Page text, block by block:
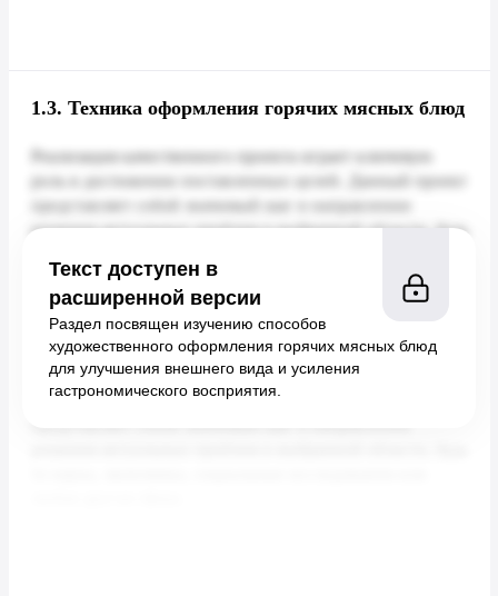
1.3. Техника оформления горячих мясных блюд
Текст доступен в
расширенной версии
Раздел посвящен изучению способов
художественного оформления горячих мясных блюд
для улучшения внешнего вида и усиления
гастрономического восприятия.